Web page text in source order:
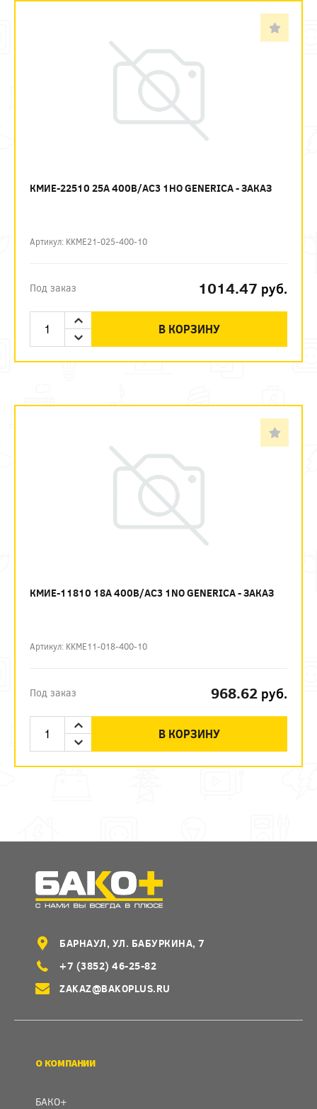
КМИЕ-22510 25А 400В/АС3 1НО GENERICA - ЗАКАЗ
Артикул: KKME21-025-400-10
Под заказ 1014.47 руб.
В КОРЗИНУ
КМИЕ-11810 18А 400В/АС3 1NО GENERICA - ЗАКАЗ
Артикул: KKME11-018-400-10
Под заказ 968.62 руб.
В КОРЗИНУ
БАРНАУЛ, УЛ. БАБУРКИНА, 7
+7 (3852) 46-25-82
ZAKAZ@BAKOPLUS.RU
О КОМПАНИИ
БАКО+